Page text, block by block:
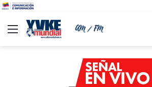
Menu